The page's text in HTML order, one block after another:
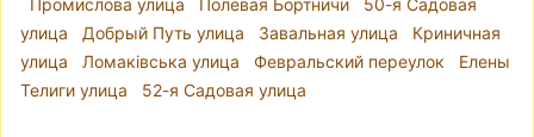
Промислова улица Полевая Бортничи
50-я Садовая
улица
Добрый Путь улица Завальная улица
Криничная
улица
Ломаківська улица Февральский переулок
Елены
Телиги улица
52-я Садовая улица